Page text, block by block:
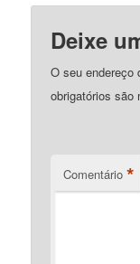
Deixe
O seu endereço
obrigatórios
Comentário *